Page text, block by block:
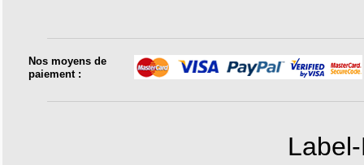
Nos moyens de
paiement :